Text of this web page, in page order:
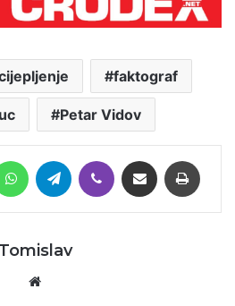
faktograf
Petar Vidov
WhatsAppTelegram Viber Podijeli putem E-maila
Tomislav